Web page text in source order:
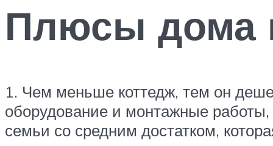
Плюсы дома
1. Чем меньше коттедж, тем он
оборудование и монтажные
семьи со средним достатком,